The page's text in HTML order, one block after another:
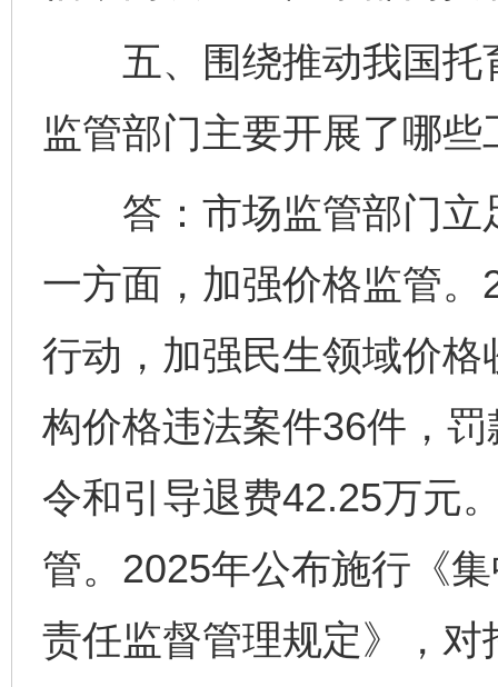
五、围绕推动我国托
监管部门主要开展了哪些
答：市场监管部门立
一方面，加强价格监管
行动，加强民生领域价
构价格违法案件36件，
令和引导退费42.25万元
管。2025年公布施行《
责任监督管理规定》，